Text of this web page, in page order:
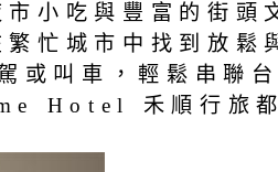
小吃與豐富的街頭
忙城市中找到放鬆
或叫車，輕鬆串聯
Hotel 禾順行旅